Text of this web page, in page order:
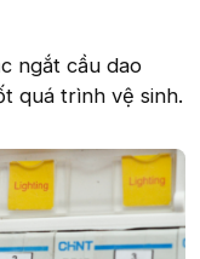
ngắt cầu dao
quá trình vệ sinh.